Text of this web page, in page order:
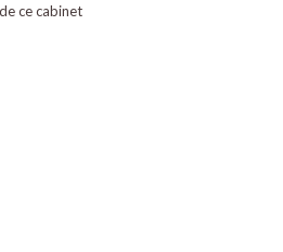
de ce cabinet